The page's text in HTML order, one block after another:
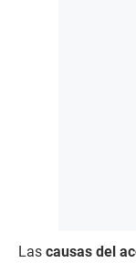
Las causas del